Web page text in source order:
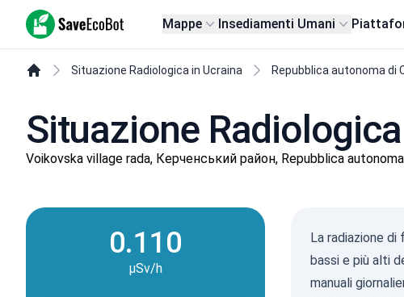
SaveEcoBot Mappe Insediamenti Umani
Situazione Radiologica in Ucraina Repubblica autonoma di
Situazione
Voikovska village rada, Керченський район, Repubblica
0.110
µSv/h
La radiazione
bassi e più alti
manuali